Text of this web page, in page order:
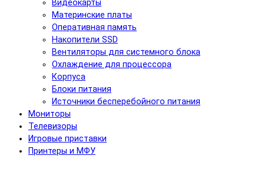
Видеокарты
Материнские платы
Оперативная память
Накопители SSD
Вентиляторы для системного блока
Охлаждение для процессора
Корпуса
Блоки питания
Источники бесперебойного питания
Мониторы
Телевизоры
Игровые приставки
Принтеры и МФУ